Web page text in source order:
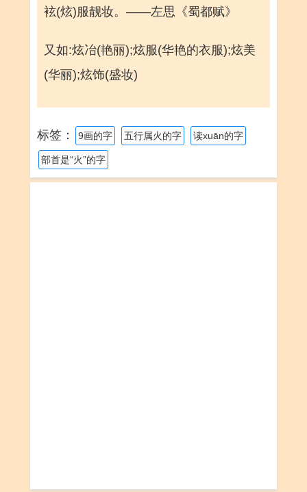
袨(炫)服靓妆。——左思《蜀都赋》
又如:炫冶(艳丽);炫服(华艳的衣服);炫美
(华丽);炫饰(盛妆)
标签： 9画的字 五行属火的字 读xuān的字
部首是“火”的字